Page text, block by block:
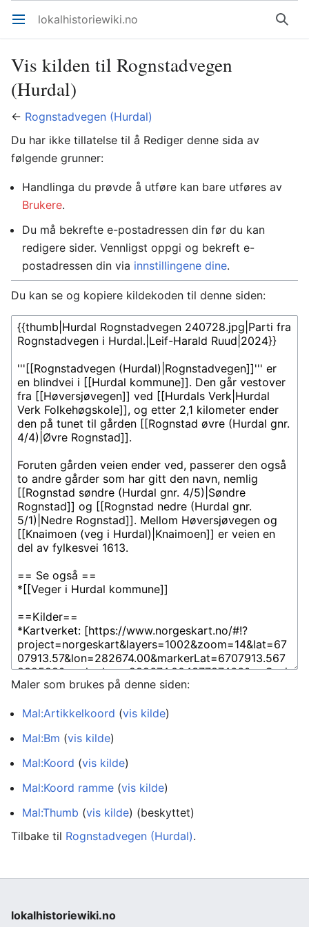
Åpne hovedmenyen lokalhistoriewiki.no Søk
Vis kilden til Rognstadvegen
(Hurdal)
← Rognstadvegen (Hurdal)
Du har ikke tillatelse til å Rediger denne sida av
følgende grunner:
Handlinga du prøvde å utføre kan bare utføres av
Brukere.
Du må bekrefte e-postadressen din før du kan
redigere sider. Vennligst oppgi og bekreft e-
postadressen din via innstillingene dine.
Du kan se og kopiere kildekoden til denne siden:
Maler som brukes på denne siden:
Mal:Artikkelkoord (vis kilde)
Mal:Bm (vis kilde)
Mal:Koord (vis kilde)
Mal:Koord ramme (vis kilde)
Mal:Thumb (vis kilde) (beskyttet)
Tilbake til Rognstadvegen (Hurdal).
lokalhistoriewiki.no